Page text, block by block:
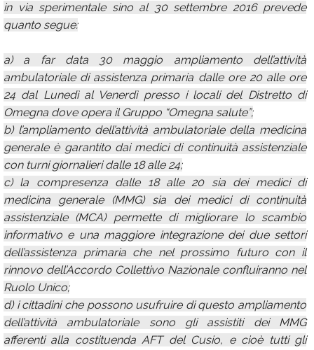
in via sperimentale sino al 30 settembre 2016 prevede
quanto segue:
a) a far data 30 maggio ampliamento dell’attività
ambulatoriale di assistenza primaria dalle ore 20 alle ore
24 dal Lunedì al Venerdì presso i locali del Distretto di
Omegna dove opera il Gruppo “Omegna salute”;
b) l’ampliamento dell’attività ambulatoriale della medicina
generale è garantito dai medici di continuità assistenziale
con turni giornalieri dalle 18 alle 24;
c) la compresenza dalle 18 alle 20 sia dei medici di
medicina generale (MMG) sia dei medici di continuità
assistenziale (MCA) permette di migliorare lo scambio
informativo e una maggiore integrazione dei due settori
dell’assistenza primaria che nel prossimo futuro con il
rinnovo dell’Accordo Collettivo Nazionale confluiranno nel
Ruolo Unico;
d) i cittadini che possono usufruire di questo ampliamento
dell’attività ambulatoriale sono gli assistiti dei MMG
afferenti alla costituenda AFT del Cusio, e cioè tutti gli